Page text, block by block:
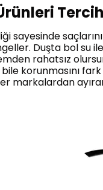
sayesinde
Duşta bol su
rahatsız
korunmasını
markalardan